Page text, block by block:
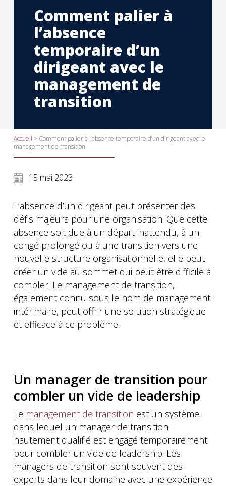
Comment palier à
l’absence
temporaire d’un
dirigeant avec le
management de
transition
Accueil > Comment palier à l’absence temporaire d’un dirigeant avec le
management de transition
15 mai 2023
L’absence d’un dirigeant peut présenter des
défis majeurs pour une organisation. Que cette
absence soit due à un départ inattendu, à un
congé prolongé ou à une transition vers une
nouvelle structure organisationnelle, elle peut
créer un vide au sommet qui peut être difficile à
combler. Le management de transition,
également connu sous le nom de management
intérimaire, peut offrir une solution stratégique
et efficace à ce problème.
Un manager de transition pour
combler un vide de leadership
Le management de transition est un système
dans lequel un manager de transition
hautement qualifié est engagé temporairement
pour combler un vide de leadership. Les
managers de transition sont souvent des
experts dans leur domaine avec une expérience